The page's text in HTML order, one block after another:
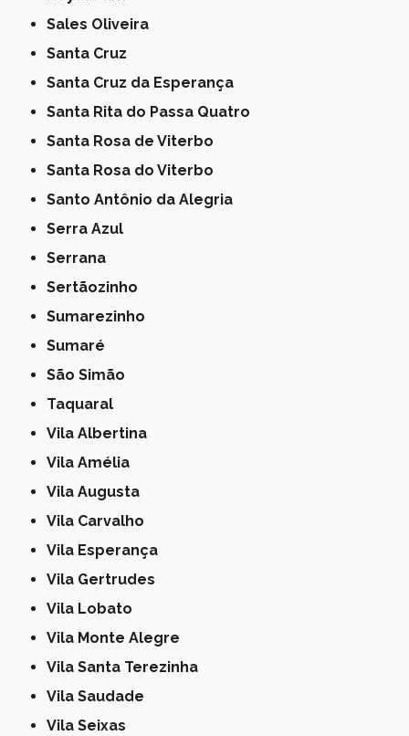
Sales Oliveira
Santa Cruz
Santa Cruz da Esperança
Santa Rita do Passa Quatro
Santa Rosa de Viterbo
Santa Rosa do Viterbo
Santo Antônio da Alegria
Serra Azul
Serrana
Sertãozinho
Sumarezinho
Sumaré
São Simão
Taquaral
Vila Albertina
Vila Amélia
Vila Augusta
Vila Carvalho
Vila Esperança
Vila Gertrudes
Vila Lobato
Vila Monte Alegre
Vila Santa Terezinha
Vila Saudade
Vila Seixas